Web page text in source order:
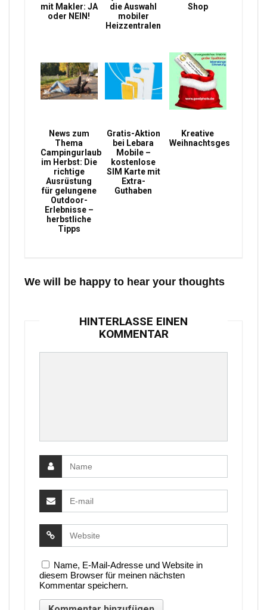
mit Makler: JA
oder NEIN!
die Auswahl
mobiler
Heizzentralen
Shop
News zum
Thema
Campingurlaub
im Herbst: Die
richtige
Ausrüstung
für gelungene
Outdoor-
Erlebnisse –
herbstliche
Tipps
Gratis-Aktion
bei Lebara
Mobile –
kostenlose
SIM Karte mit
Extra-
Guthaben
Kreative
Weihnachtsgeschenke
We will be happy to hear your thoughts
HINTERLASSE EINEN
KOMMENTAR
Name, E-Mail-Adresse und Website in
diesem Browser für meinen nächsten
Kommentar speichern.